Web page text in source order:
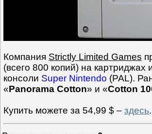
Компания Strictly Limited Games
(всего 800 копий) на картриджах
консоли Super Nintendo (PAL).
«Panorama Cotton» и «Cotton
Купить можете за 54,99 $ – здесь.